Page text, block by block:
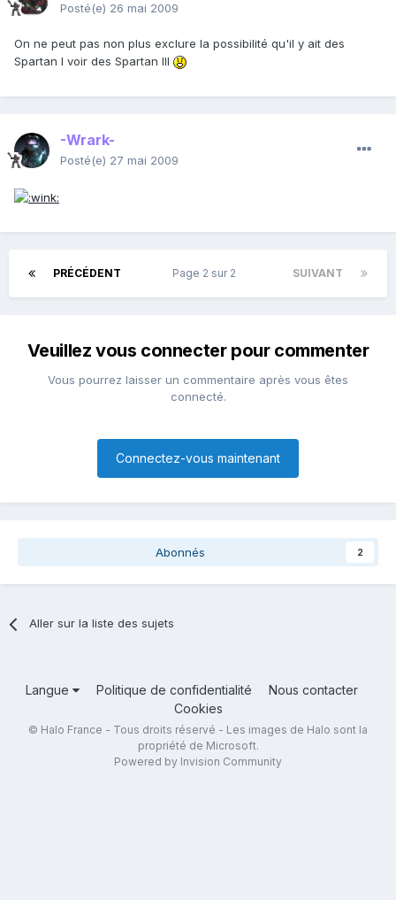
Posté(e) 26 mai 2009
On ne peut pas non plus exclure la possibilité qu'il y ait des
Spartan I voir des Spartan III
-Wrark-
Posté(e) 27 mai 2009
PRÉCÉDENT SUIVANT
Page 2 sur 2
Veuillez vous connecter pour commenter
Vous pourrez laisser un commentaire après vous êtes
connecté.
Connectez-vous maintenant
Abonnés 2
Aller sur la liste des sujets
Langue Politique de confidentialité
Nous contacter
Cookies
© Halo France - Tous droits réservé - Les images de Halo sont la
propriété de Microsoft.
Powered by Invision Community